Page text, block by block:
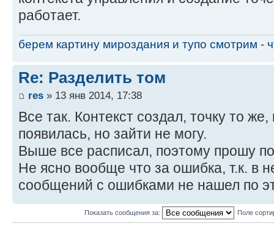
работает.
берем картину мироздания и тупо смотрим -
Re: Разделить том
res » 13 янв 2014, 17:38
Все так. Контекст создал, точку то
появилась, но зайти не могу.
Выше все расписал, поэтому прошу
Не ясно вообще что за ошибка, т.к. в
сообщений с ошибками не нашел по
Показать сообщения за: Поле